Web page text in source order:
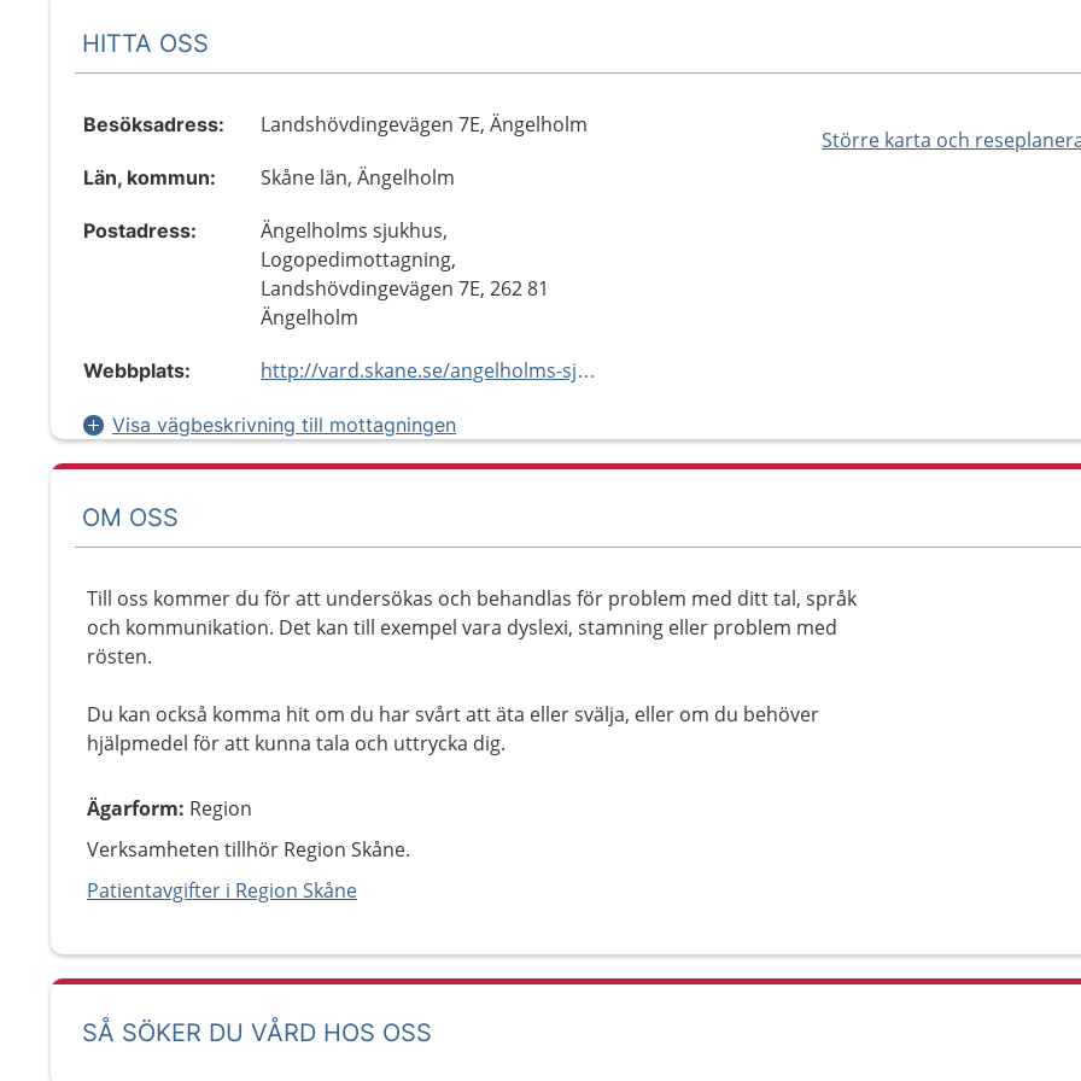
HITTA OSS
Större karta och
Besöksadress: Landshövdingevägen 7E, Ängelholm
Län, kommun: Skåne län, Ängelholm
Postadress:
Ängelholms sjukhus,
Logopedimottagning,
Landshövdingevägen 7E, 262 81
Ängelholm
Webbplats: http://vard.skane.se/angelholms-sjukhus/mottagningar-och-avdelningar/logopedmottagning/
Visa vägbeskrivning till mottagningen
OM OSS
Till oss kommer du för att undersökas och behandlas för problem med ditt tal, språk
och kommunikation. Det kan till exempel vara dyslexi, stamning eller problem med
rösten.
Du kan också komma hit om du har svårt att äta eller svälja, eller om du behöver
hjälpmedel för att kunna tala och uttrycka dig.
Ägarform: Region
Verksamheten tillhör Region Skåne.
Patientavgifter i Region Skåne
SÅ SÖKER DU VÅRD HOS OSS